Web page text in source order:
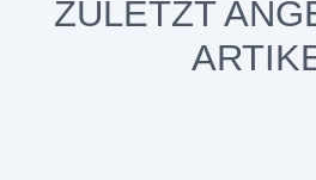
ZULETZT